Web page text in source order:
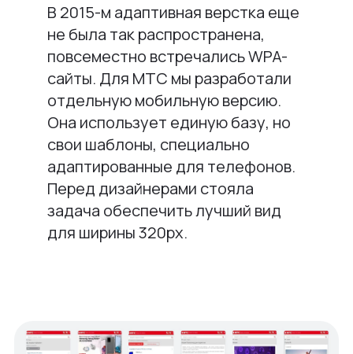
В 2015-м адаптивная верстка еще
не была так распространена,
повсеместно встречались WPA-
сайты. Для МТС мы разработали
отдельную мобильную версию.
Она использует единую базу, но
свои шаблоны, специально
адаптированные для телефонов.
Перед дизайнерами стояла
задача обеспечить лучший вид
для ширины 320px.